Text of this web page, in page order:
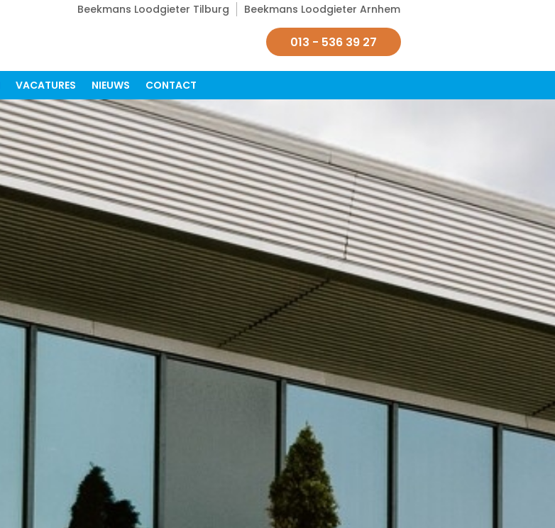
Beekmans Loodgieter Tilburg Beekmans Loodgieter Arnhem
013 - 536 39 27
VACATURES NIEUWS CONTACT